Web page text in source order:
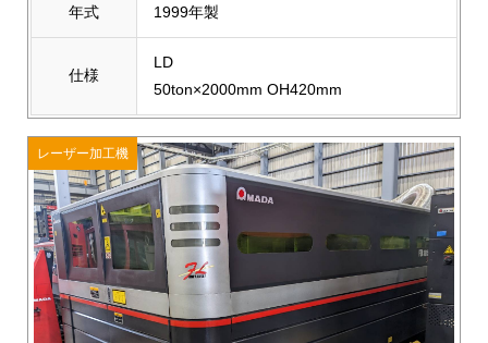
年式 1999年製
仕様
LD
50ton×2000mm OH420mm
レーザー加工機